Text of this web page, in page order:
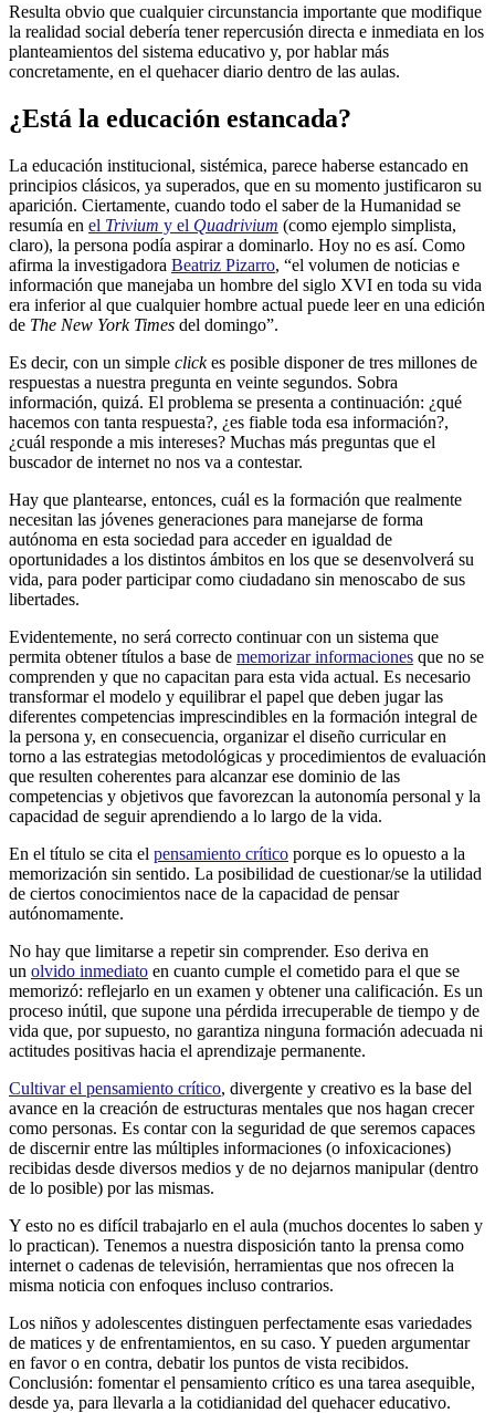
Resulta obvio que cualquier circunstancia importante que modifique
la realidad social debería tener repercusión directa e inmediata en los
planteamientos del sistema educativo y, por hablar más
concretamente, en el quehacer diario dentro de las aulas.
¿Está la educación estancada?
La educación institucional, sistémica, parece haberse estancado en
principios clásicos, ya superados, que en su momento justificaron su
aparición. Ciertamente, cuando todo el saber de la Humanidad se
resumía en el Trivium y el Quadrivium (como ejemplo simplista,
claro), la persona podía aspirar a dominarlo. Hoy no es así. Como
afirma la investigadora Beatriz Pizarro, “el volumen de noticias e
información que manejaba un hombre del siglo XVI en toda su vida
era inferior al que cualquier hombre actual puede leer en una edición
de The New York Times del domingo”.
Es decir, con un simple clickes posible disponer de tres millones de
respuestas a nuestra pregunta en veinte segundos. Sobra
información, quizá. El problema se presenta a continuación: ¿qué
hacemos con tanta respuesta?, ¿es fiable toda esa información?,
¿cuál responde a mis intereses? Muchas más preguntas que el
buscador de internet no nos va a contestar.
Hay que plantearse, entonces, cuál es la formación que realmente
necesitan las jóvenes generaciones para manejarse de forma
autónoma en esta sociedad para acceder en igualdad de
oportunidades a los distintos ámbitos en los que se desenvolverá su
vida, para poder participar como ciudadano sin menoscabo de sus
libertades.
Evidentemente, no será correcto continuar con un sistema que
permita obtener títulos a base de memorizar informaciones que no se
comprenden y que no capacitan para esta vida actual. Es necesario
transformar el modelo y equilibrar el papel que deben jugar las
diferentes competencias imprescindibles en la formación integral de
la persona y, en consecuencia, organizar el diseño curricular en
torno a las estrategias metodológicas y procedimientos de evaluación
que resulten coherentes para alcanzar ese dominio de las
competencias y objetivos que favorezcan la autonomía personal y la
capacidad de seguir aprendiendo a lo largo de la vida.
En el título se cita el pensamiento crítico porque es lo opuesto a la
memorización sin sentido. La posibilidad de cuestionar/se la utilidad
de ciertos conocimientos nace de la capacidad de pensar
autónomamente.
No hay que limitarse a repetir sin comprender. Eso deriva en
un olvido inmediato en cuanto cumple el cometido para el que se
memorizó: reflejarlo en un examen y obtener una calificación. Es un
proceso inútil, que supone una pérdida irrecuperable de tiempo y de
vida que, por supuesto, no garantiza ninguna formación adecuada ni
actitudes positivas hacia el aprendizaje permanente.
Cultivar el pensamiento crítico, divergente y creativo es la base del
avance en la creación de estructuras mentales que nos hagan crecer
como personas. Es contar con la seguridad de que seremos capaces
de discernir entre las múltiples informaciones (o infoxicaciones)
recibidas desde diversos medios y de no dejarnos manipular (dentro
de lo posible) por las mismas.
Y esto no es difícil trabajarlo en el aula (muchos docentes lo saben y
lo practican). Tenemos a nuestra disposición tanto la prensa como
internet o cadenas de televisión, herramientas que nos ofrecen la
misma noticia con enfoques incluso contrarios.
Los niños y adolescentes distinguen perfectamente esas variedades
de matices y de enfrentamientos, en su caso. Y pueden argumentar
en favor o en contra, debatir los puntos de vista recibidos.
Conclusión: fomentar el pensamiento crítico es una tarea asequible,
desde ya, para llevarla a la cotidianidad del quehacer educativo.